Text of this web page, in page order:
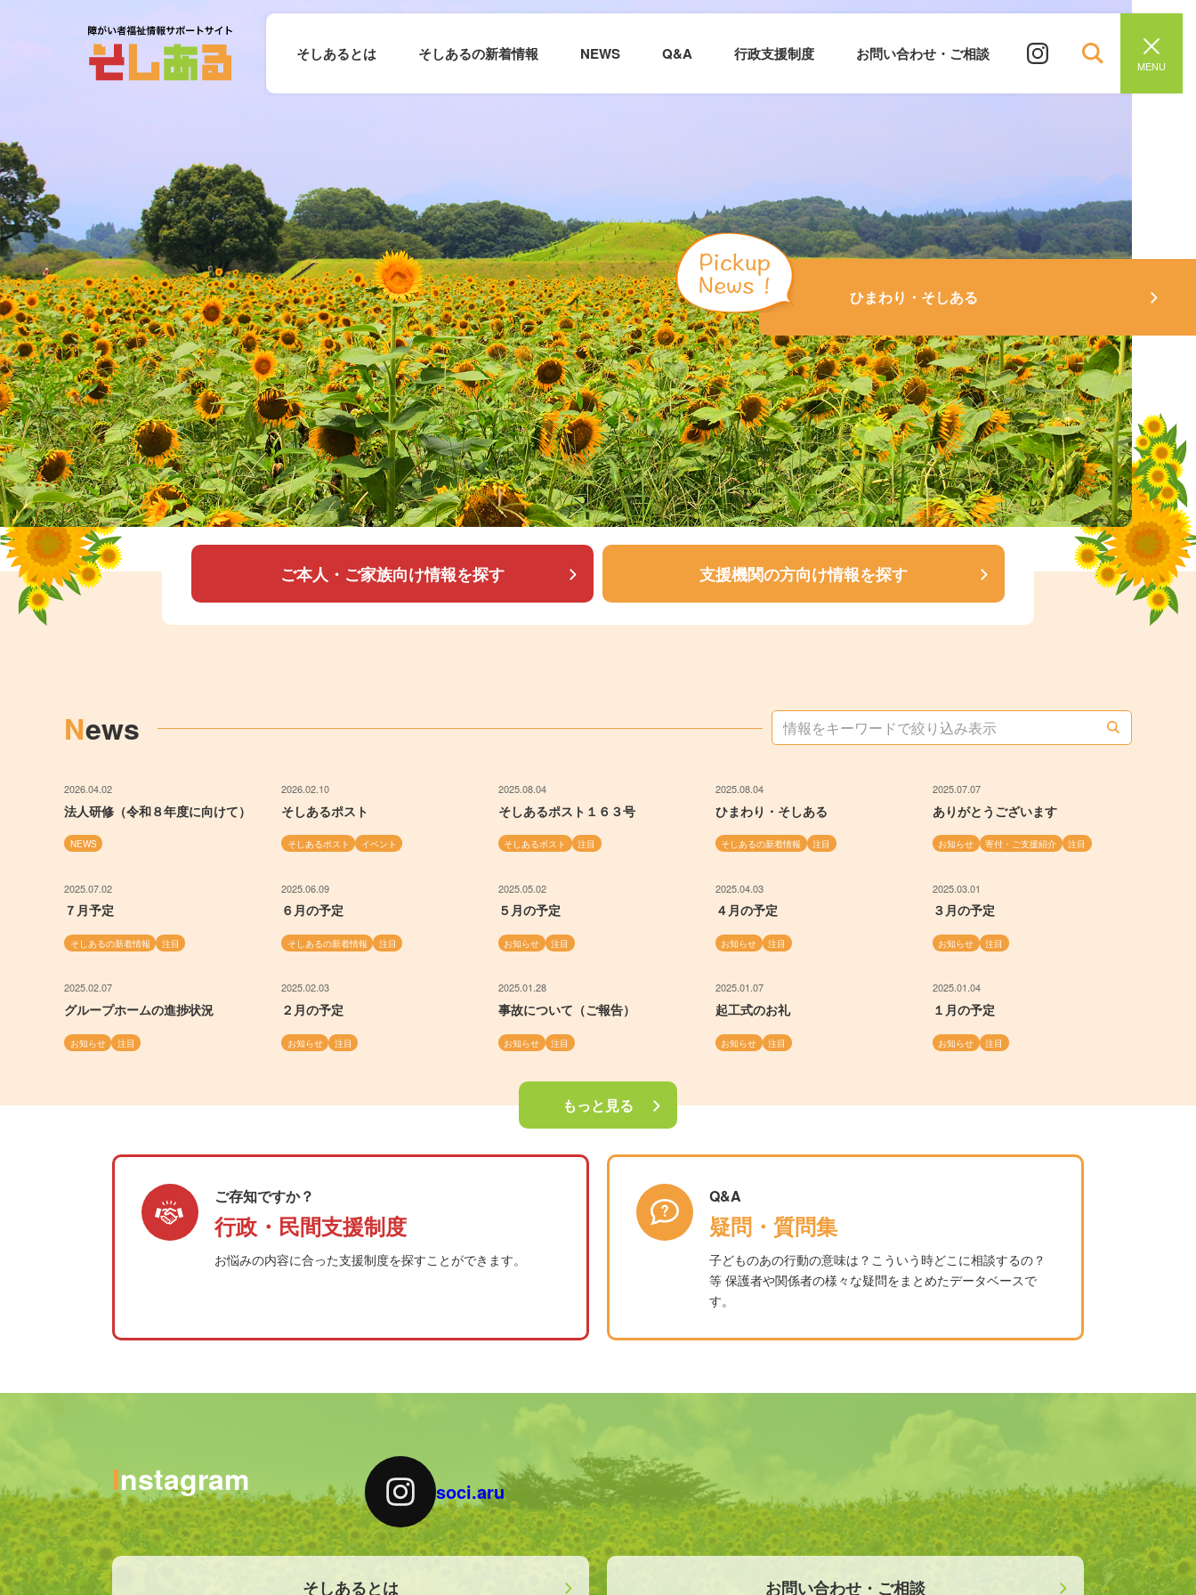
そしあるとは そしあるの新着情報 NEWS Q&A 行政支援制度 お問い合わせ・ご相談
MENU
の予定 そしあるポスト１６３号 ひまわり・そしある
ご本人・ご家族向け情報を探す 支援機関の方向け情報を探す
News
検
索
2026.04.02
法人研修（令和８年度に向けて）
NEWS
2026.02.10
そしあるポスト
そしあるポスト イベント
2025.08.04
そしあるポスト１６３号
そしあるポスト 注目
2025.08.04
ひまわり・そしある
そしあるの新着情報 注目
2025.07.07
ありがとうございます
お知らせ 寄付・ご支援紹介 注目
2025.07.02
７月予定
そしあるの新着情報 注目
2025.06.09
６月の予定
そしあるの新着情報 注目
2025.05.02
５月の予定
お知らせ 注目
2025.04.03
４月の予定
お知らせ 注目
2025.03.01
３月の予定
お知らせ 注目
2025.02.07
グループホームの進捗状況
お知らせ 注目
2025.02.03
２月の予定
お知らせ 注目
2025.01.28
事故について（ご報告）
お知らせ 注目
2025.01.07
起工式のお礼
お知らせ 注目
2025.01.04
１月の予定
お知らせ 注目
もっと見る
ご存知ですか？
行政・民間支援制度
お悩みの内容に合った支援制度を探すことができます。
Q&A
疑問・質問集
子どものあの行動の意味は？こういう時どこに相談するの？
等 保護者や関係者の様々な疑問をまとめたデータベースで
す。
Instagram soci.aru
そしあるとは お問い合わせ・ご相談